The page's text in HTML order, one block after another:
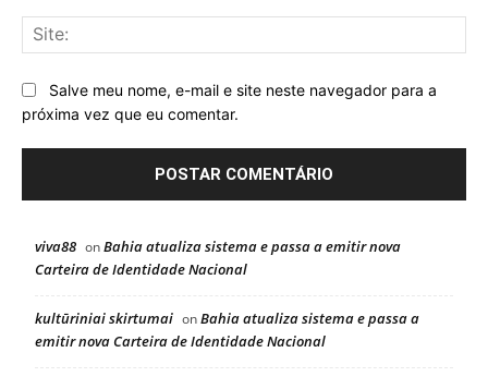
Salve meu nome, e-mail e site neste navegador para a
próxima vez que eu comentar.
viva88 onBahia atualiza sistema e passa a emitir nova
Carteira de Identidade Nacional
kultūriniai skirtumai onBahia atualiza sistema e passa a
emitir nova Carteira de Identidade Nacional